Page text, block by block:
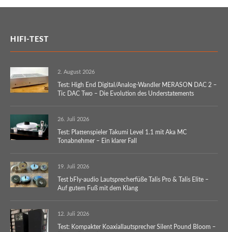
HIFI-TEST
2. August 2026
Test: High End Digital/Analog-Wandler MERASON DAC 2 –
Tic DAC Two – Die Evolution des Understatements
26. Juli 2026
Test: Plattenspieler Takumi Level 1.1 mit Aka MC
Tonabnehmer – Ein klarer Fall
19. Juli 2026
Test bFly-audio Lautsprecherfüße Talis Pro & Talis Elite –
Auf gutem Fuß mit dem Klang
12. Juli 2026
Test: Kompakter Koaxiallautsprecher Silent Pound Bloom –